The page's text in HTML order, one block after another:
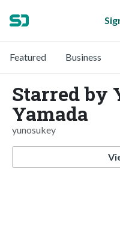
Featured Business
Starred by
Yamada
yunosukey